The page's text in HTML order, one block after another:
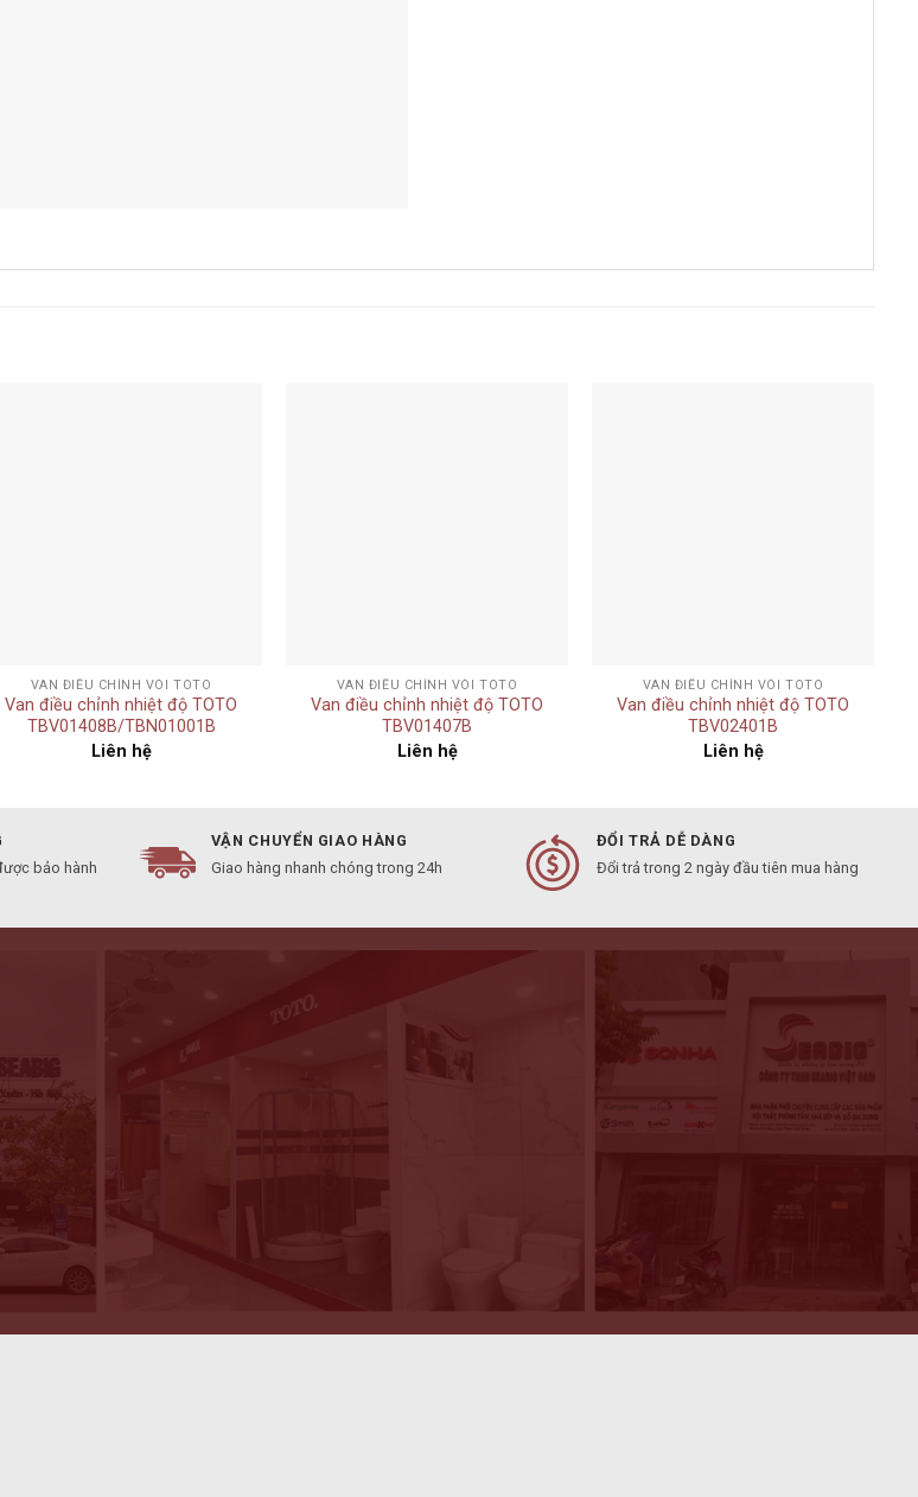
VAN ĐIỀU CHỈNH VÒI TOTO
Van điều chỉnh nhiệt độ TOTO
TBV01408B/TBN01001B
Liên hệ
VAN ĐIỀU CHỈNH VÒI TOTO
Van điều chỉnh nhiệt độ TOTO
TBV01407B
Liên hệ
VAN ĐIỀU CHỈNH VÒI TOTO
Van điều chỉnh nhiệt độ TOTO
TBV02401B
Liên hệ
bảo hành
VẬN CHUYỂN GIAO HÀNG
Giao hàng nhanh chóng trong 24h
ĐỔI TRẢ DỄ DÀNG
Đổi trả trong 2 ngày đầu tiên mua hàng